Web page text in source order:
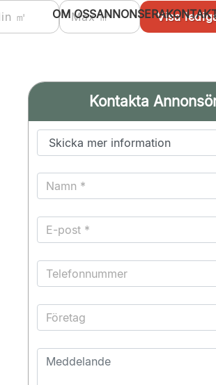
OM OSSANNONSERA
Kontakta